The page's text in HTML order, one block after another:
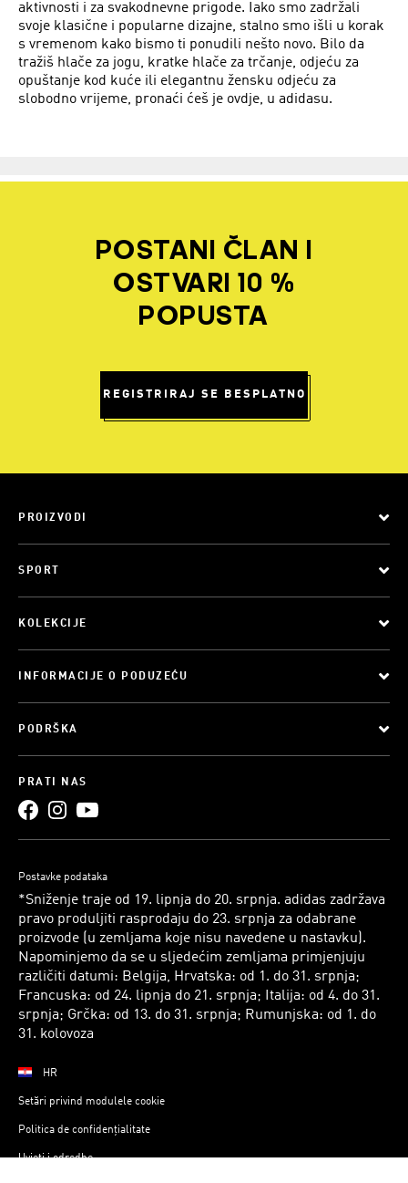
aktivnosti i za svakodnevne prigode. Iako smo zadržali
svoje klasične i popularne dizajne, stalno smo išli u korak
s vremenom kako bismo ti ponudili nešto novo. Bilo da
tražiš hlače za jogu, kratke hlače za trčanje, odjeću za
opuštanje kod kuće ili elegantnu žensku odjeću za
slobodno vrijeme, pronaći ćeš je ovdje, u adidasu.
POSTANI ČLAN I
OSTVARI 10 %
POPUSTA
REGISTRIRAJ SE BESPLATNO
PROIZVODI
SPORT
KOLEKCIJE
INFORMACIJE O PODUZEĆU
PODRŠKA
PRATI NAS
Postavke podataka
*Sniženje traje od 19. lipnja do 20. srpnja. adidas zadržava
pravo produljiti rasprodaju do 23. srpnja za odabrane
proizvode (u zemljama koje nisu navedene u nastavku).
Napominjemo da se u sljedećim zemljama primjenjuju
različiti datumi: Belgija, Hrvatska: od 1. do 31. srpnja;
Francuska: od 24. lipnja do 21. srpnja; Italija: od 4. do 31.
srpnja; Grčka: od 13. do 31. srpnja; Rumunjska: od 1. do
31. kolovoza
HR
Setări privind modulele cookie
Politica de confidențialitate
Uvjeti i odredbe